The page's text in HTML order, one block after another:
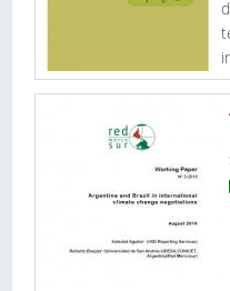
elaboramos escenarios
medidas de políticas
económicas.